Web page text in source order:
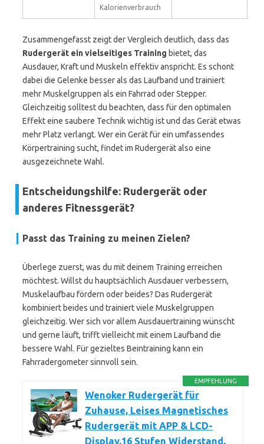
Kalorienverbrauch
Zusammengefasst zeigt der Vergleich deutlich, dass das
Rudergerät ein vielseitiges Training bietet, das
Ausdauer, Kraft und Muskeln effektiv anspricht. Es schont
dabei die Gelenke besser als das Laufband und trainiert
mehr Muskelgruppen als ein Fahrrad oder Stepper.
Gleichzeitig solltest du beachten, dass für den optimalen
Effekt eine saubere Technik wichtig ist und das Gerät etwas
mehr Platz verlangt. Wer ein Gerät für ein umfassendes
Körpertraining sucht, findet im Rudergerät also eine
ausgezeichnete Wahl.
Entscheidungshilfe: Rudergerät oder
anderes Fitnessgerät?
Passt das Training zu meinen Zielen?
Überlege zuerst, was du mit deinem Training erreichen
möchtest. Willst du hauptsächlich Ausdauer verbessern,
Muskelaufbau fördern oder beides? Das Rudergerät
kombiniert beides und trainiert viele Muskelgruppen
gleichzeitig. Wer sich vor allem Ausdauertraining wünscht
und gerne läuft, trifft vielleicht mit einem Laufband die
bessere Wahl. Für gezieltes Beintraining kann ein
Fahrradergometer sinnvoll sein.
EMPFEHLUNG
Wenoker Rudergerät für
Zuhause, Leises Magnetisches
Rudergerät mit APP & LCD-
Display,16 Stufen Widerstand,